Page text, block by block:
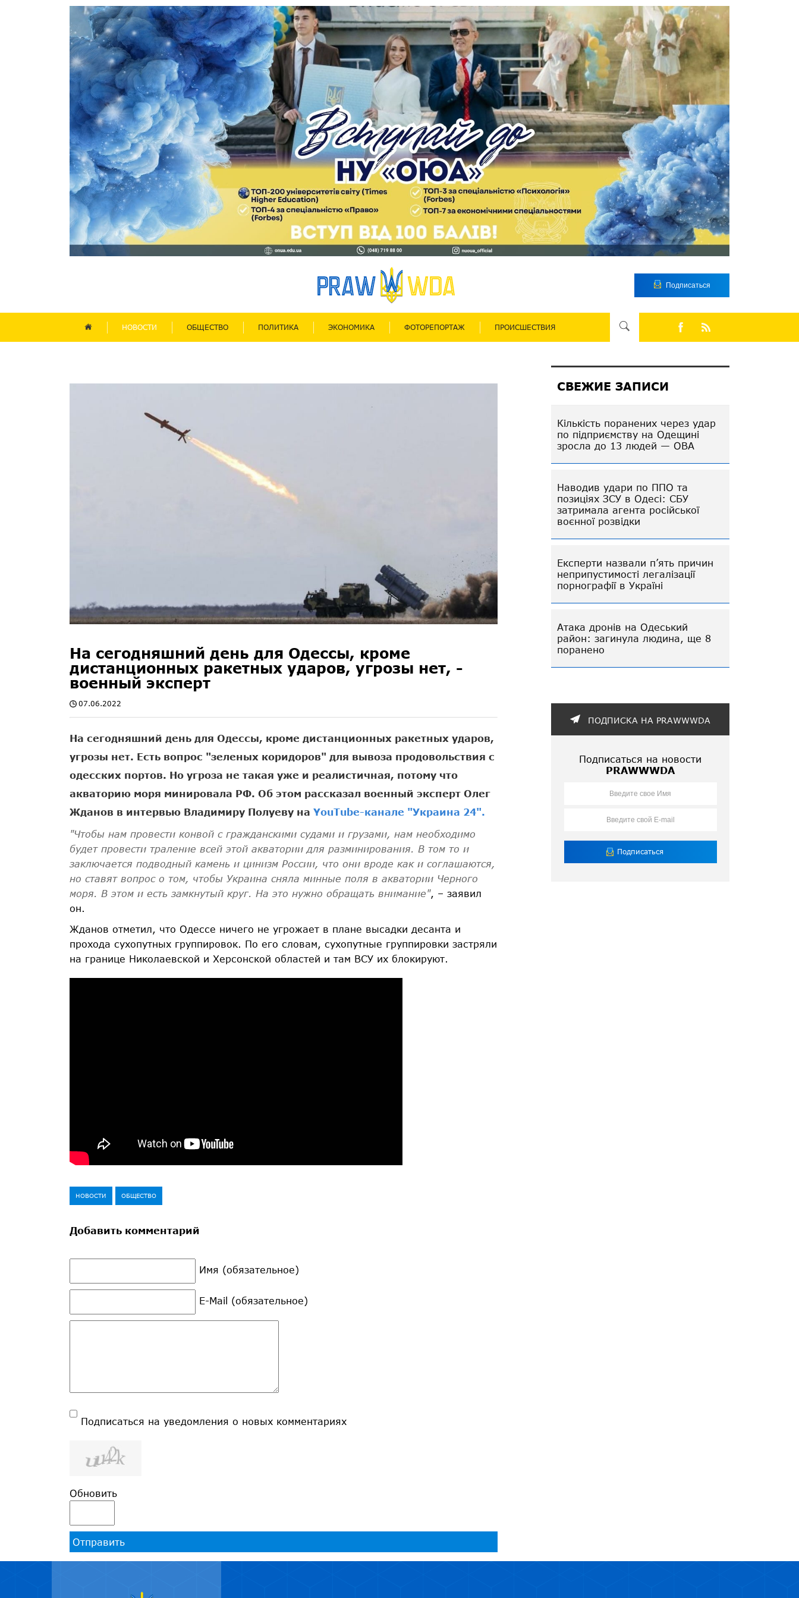
Подписаться
НОВОСТИ ОБЩЕСТВО ПОЛИТИКА ЭКОНОМИКА ФОТОРЕПОРТАЖ ПРОИСШЕСТВИЯ
На сегодняшний день для Одессы, кроме
дистанционных ракетных ударов, угрозы нет, -
военный эксперт
07.06.2022
На сегодняшний день для Одессы, кроме дистанционных ракетных ударов,
угрозы нет. Есть вопрос "зеленых коридоров" для вывоза продовольствия с
одесских портов. Но угроза не такая уже и реалистичная, потому что
акваторию моря минировала РФ. Об этом рассказал военный эксперт Олег
Жданов в интервью Владимиру Полуеву на YouTube-канале "Украина 24".
"Чтобы нам провести конвой с гражданскими судами и грузами, нам необходимо
будет провести траление всей этой акватории для разминирования. В том то и
заключается подводный камень и цинизм России, что они вроде как и соглашаются,
но ставят вопрос о том, чтобы Украина сняла минные поля в акватории Черного
моря. В этом и есть замкнутый круг. На это нужно обращать внимание", – заявил
он.
Жданов отметил, что Одессе ничего не угрожает в плане высадки десанта и
прохода сухопутных группировок. По его словам, сухопутные группировки застряли
на границе Николаевской и Херсонской областей и там ВСУ их блокируют.
НОВОСТИ ОБЩЕСТВО
Добавить комментарий
Имя (обязательное)
E-Mail (обязательное)
Подписаться на уведомления о новых комментариях
Обновить
Отправить
СВЕЖИЕ ЗАПИСИ
Кількість поранених через удар
по підприємству на Одещині
зросла до 13 людей — ОВА
Наводив удари по ППО та
позиціях ЗСУ в Одесі: СБУ
затримала агента російської
воєнної розвідки
Експерти назвали п’ять причин
неприпустимості легалізації
порнографії в Україні
Атака дронів на Одеський
район: загинула людина, ще 8
поранено
ПОДПИСКА НА PRAWWWDA
Подписаться на новости
PRAWWWDA